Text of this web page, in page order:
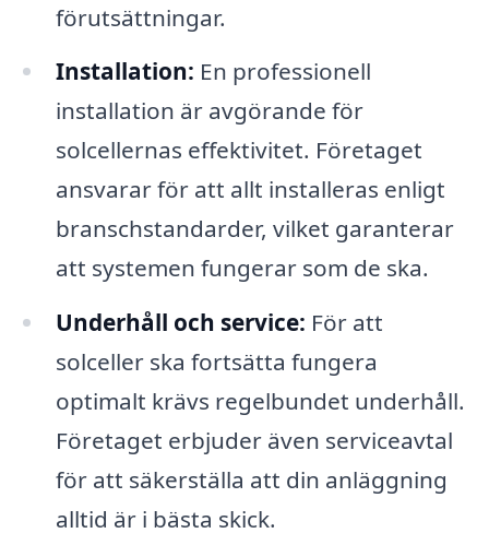
förutsättningar.
Installation: En professionell
installation är avgörande för
solcellernas effektivitet. Företaget
ansvarar för att allt installeras enligt
branschstandarder, vilket garanterar
att systemen fungerar som de ska.
Underhåll och service: För att
solceller ska fortsätta fungera
optimalt krävs regelbundet underhåll.
Företaget erbjuder även serviceavtal
för att säkerställa att din anläggning
alltid är i bästa skick.